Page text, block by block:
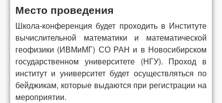
Место проведения
Школа-конференция будет проходить в Институте
вычислительной математики и математической
геофизики (ИВМиМГ) СО РАН и в Новосибирском
государственном университете (НГУ). Проход в
институт и университет будет осуществляться по
бейджикам, которые выдаются при регистрации на
мероприятии.